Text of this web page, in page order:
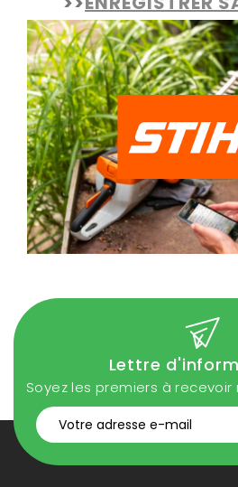
Lettre
Soyez les premiers à